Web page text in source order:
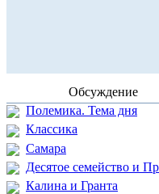
Обсуждение
Полемика. Тема дня
Классика
Самара
Десятое семейство и
Калина и Гранта